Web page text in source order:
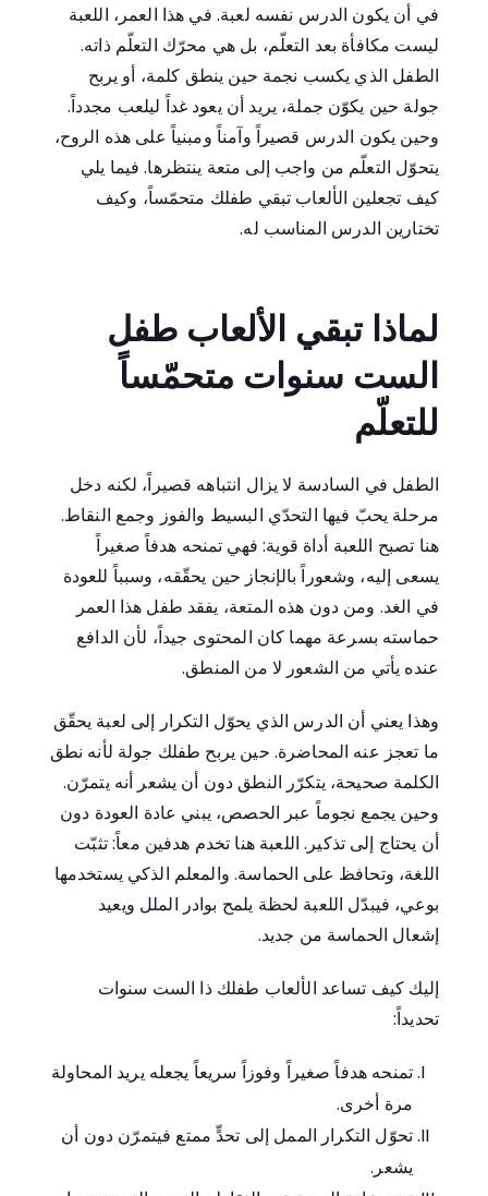
في أن يكون الدرس نفسه لعبة. في هذا العمر، اللعبة
ليست مكافأة بعد التعلّم، بل هي محرّك التعلّم ذاته.
الطفل الذي يكسب نجمة حين ينطق كلمة، أو يربح
جولة حين يكوّن جملة، يريد أن يعود غداً ليلعب مجدداً.
وحين يكون الدرس قصيراً وآمناً ومبنياً على هذه الروح،
يتحوّل التعلّم من واجب إلى متعة ينتظرها. فيما يلي
كيف تجعلين الألعاب تبقي طفلك متحمّساً، وكيف
تختارين الدرس المناسب له.
لماذا تبقي الألعاب طفل
الست سنوات متحمّساً
للتعلّم
الطفل في السادسة لا يزال انتباهه قصيراً، لكنه دخل
مرحلة يحبّ فيها التحدّي البسيط والفوز وجمع النقاط.
هنا تصبح اللعبة أداة قوية: فهي تمنحه هدفاً صغيراً
يسعى إليه، وشعوراً بالإنجاز حين يحقّقه، وسبباً للعودة
في الغد. ومن دون هذه المتعة، يفقد طفل هذا العمر
حماسته بسرعة مهما كان المحتوى جيداً، لأن الدافع
عنده يأتي من الشعور لا من المنطق.
وهذا يعني أن الدرس الذي يحوّل التكرار إلى لعبة يحقّق
ما تعجز عنه المحاضرة. حين يربح طفلك جولة لأنه نطق
الكلمة صحيحة، يتكرّر النطق دون أن يشعر أنه يتمرّن.
وحين يجمع نجوماً عبر الحصص، يبني عادة العودة دون
أن يحتاج إلى تذكير. اللعبة هنا تخدم هدفين معاً: تثبّت
اللغة، وتحافظ على الحماسة. والمعلم الذكي يستخدمها
بوعي، فيبدّل اللعبة لحظة يلمح بوادر الملل ويعيد
إشعال الحماسة من جديد.
إليك كيف تساعد الألعاب طفلك ذا الست سنوات
تحديداً:
تمنحه هدفاً صغيراً وفوزاً سريعاً يجعله يريد المحاولة
مرة أخرى.
تحوّل التكرار الممل إلى تحدٍّ ممتع فيتمرّن دون أن
يشعر.